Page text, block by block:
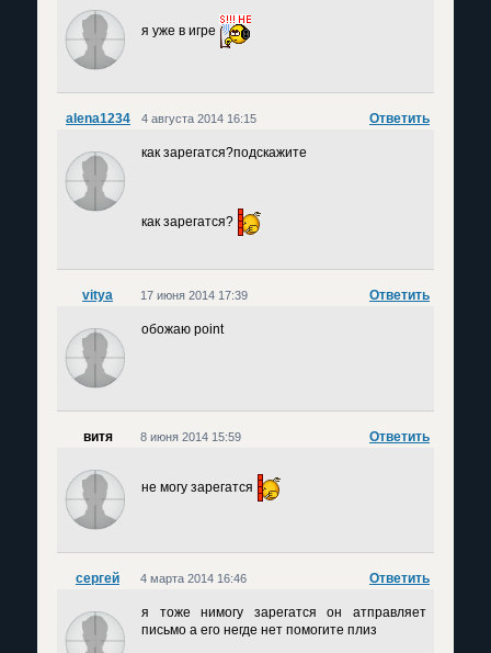
я уже в игре
alena1234 Ответить
4 августа 2014 16:15
как зарегатся?подскажите
как зарегатся?
vitya Ответить
17 июня 2014 17:39
обожаю point
витя Ответить
8 июня 2014 15:59
не могу зарегатся
сергей Ответить
4 марта 2014 16:46
я тоже нимогу зарегатся он атправляет
письмо а его негде нет помогите плиз